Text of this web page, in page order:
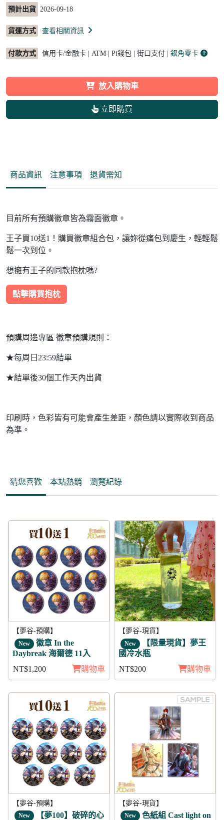
預計出貨 2026-09-18
貨運方式 查看相關資訊
付款方式 信用卡/金融卡 | ATM | Pi錢包 | 街口支付 | 銀角零卡
放入購物車
立即購買
商品資訊 注意事項 退貨需知
目前所有預購徽章皆為霧面徽章。
王子買10送1！購買徽章組合包，讓妳從痛包到慶生，輕輕鬆
鬆一次到位。
想擁有王子的同款抱枕嗎?
點擊購買抱枕
預購周邊專區 徽章預購規則：
★每周日23:59結單
★結單後30個工作天內出貨
印刷時，色彩皆有可能會產生差距，顏色請以實際收到商品
為準。
猜您喜歡 本站熱銷 瀏覽紀錄
【夢谷-預購】
New 徽章 In the
Daybreak 海爾德 11入
NT$1,200
購物車
【夢谷-現貨】
New 【限量現貨】夢王
國冷水瓶
NT$200
購物車
【夢谷-預購】
New 【夢100】破碎的心
【夢谷-現貨】
New 色紙組 Cast light on